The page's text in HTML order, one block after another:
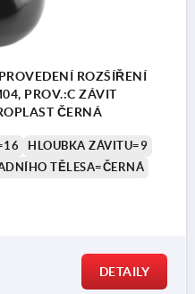
ROZŠÍŘENÍ
PROV.:C ZÁVIT
ČERNÁ
HLOUBKA ZÁVITU=9
TĚLESA=ČERNÁ
DETAILY